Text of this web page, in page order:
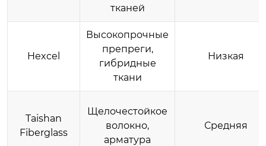
тканей
Hexcel
Высокопрочные
препреги,
гибридные
ткани
Низкая
Taishan
Fiberglass
Щелочестойкое
волокно,
арматура
Средняя